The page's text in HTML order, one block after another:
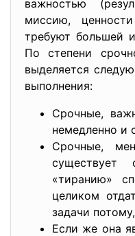
важностью
миссию,
требуют большей
По степени
выделяется
выполнения:
Срочные,
немедленно и
Срочные,
существует
«тиранию»
целиком
задачи
Если же она